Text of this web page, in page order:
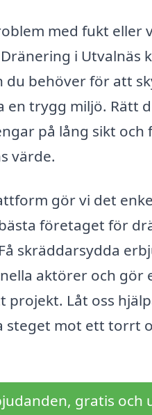
med fukt eller
i Utvalnäs
du behöver för att
en trygg miljö. Rätt
på lång sikt
värde.
gör vi det
företaget för
skräddarsydda
aktörer och gör
projekt. Låt oss
steget mot ett torrt
gratis och